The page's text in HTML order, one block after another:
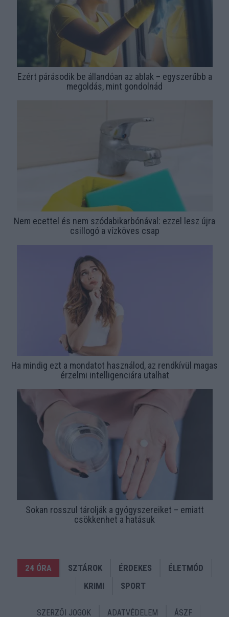
Ezért párásodik be állandóan az ablak – egyszerűbb a
megoldás, mint gondolnád
Nem ecettel és nem szódabikarbónával: ezzel lesz újra
csillogó a vízköves csap
Ha mindig ezt a mondatot használod, az rendkívül magas
érzelmi intelligenciára utalhat
Sokan rosszul tárolják a gyógyszereiket – emiatt
csökkenhet a hatásuk
24 ÓRA SZTÁROK ÉRDEKES
ÉLETMÓD
KRIMI
SPORT
SZERZŐI JOGOK ADATVÉDELEM ÁSZF